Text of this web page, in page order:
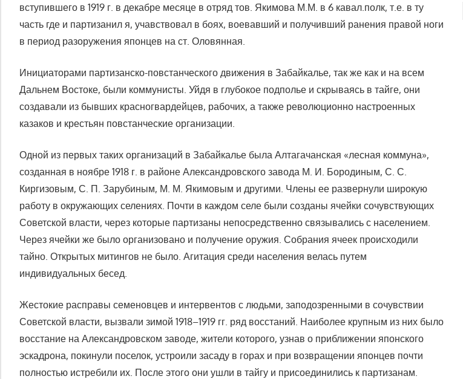
вступившего в 1919 г. в декабре месяце в отряд тов. Якимова М.М. в 6 кавал.полк, т.е. в ту
часть где и партизанил я, учавствовал в боях, воевавший и получивший ранения правой ноги
в период разоружения японцев на ст. Оловянная.
Инициаторами партизанско-повстанческого движения в Забайкалье, так же как и на всем
Дальнем Востоке, были коммунисты. Уйдя в глубокое подполье и скрываясь в тайге, они
создавали из бывших красногвардейцев, рабочих, а также революционно настроенных
казаков и крестьян повстанческие организации.
Одной из первых таких организаций в Забайкалье была Алтагачанская «лесная коммуна»,
созданная в ноябре 1918 г. в районе Александровского завода М. И. Бородиным, С. С.
Киргизовым, С. П. Зарубиным, М. М. Якимовым и другими. Члены ее развернули широкую
работу в окружающих селениях. Почти в каждом селе были созданы ячейки сочувствующих
Советской власти, через которые партизаны непосредственно связывались с населением.
Через ячейки же было организовано и получение оружия. Собрания ячеек происходили
тайно. Открытых митингов не было. Агитация среди населения велась путем
индивидуальных бесед.
Жестокие расправы семеновцев и интервентов с людьми, заподозренными в сочувствии
Советской власти, вызвали зимой 1918–1919 гг. ряд восстаний. Наиболее крупным из них было
восстание на Александровском заводе, жители которого, узнав о приближении японского
эскадрона, покинули поселок, устроили засаду в горах и при возвращении японцев почти
полностью истребили их. После этого они ушли в тайгу и присоединились к партизанам.